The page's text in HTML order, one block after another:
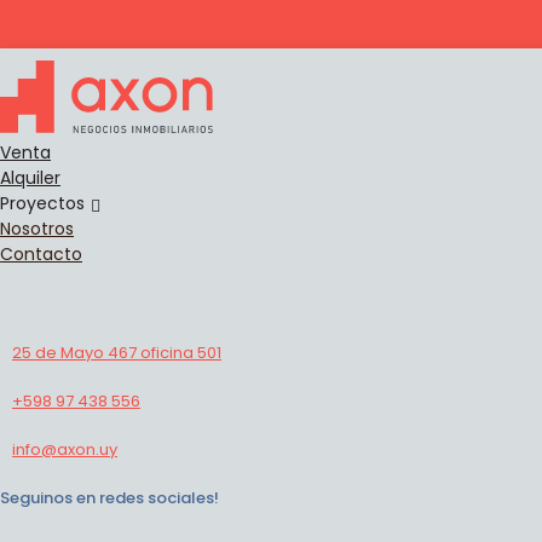
Venta
Alquiler
Proyectos
Nosotros
Contacto
25 de Mayo 467 oficina 501
+598 97 438 556
info@axon.uy
Seguinos en redes sociales!
VENTA APARTAMENTO EN OBRA LA
SOBRE AVENIDA